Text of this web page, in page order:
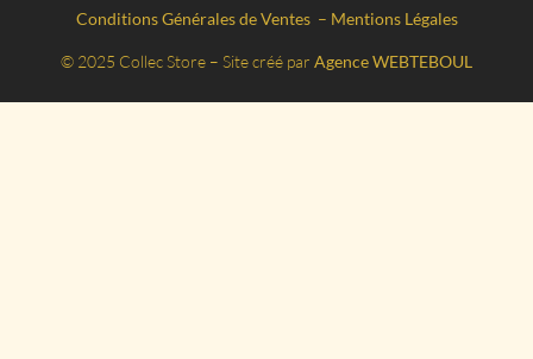
Conditions Générales de Ventes – Mentions Légales
© 2025 Collec Store – Site créé par Agence WEBTEBOUL